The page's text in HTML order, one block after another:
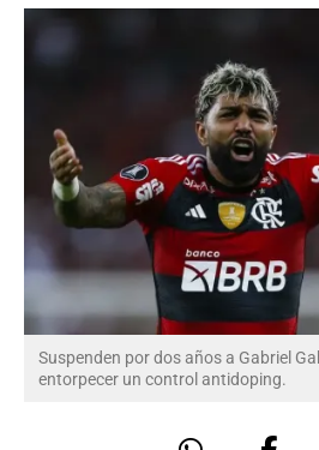
Suspenden por dos años a Gabriel
entorpecer un control antidoping.